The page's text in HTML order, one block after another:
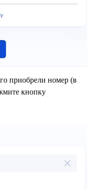
приобрели номер (в
кнопку